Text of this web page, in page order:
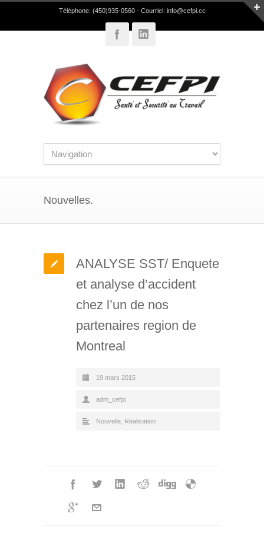
Téléphone: (450)935-0560 - Courriel: info@cefpi.cc
Nouvelles.
ANALYSE SST/ Enquete
et analyse d’accident
chez l’un de nos
partenaires region de
Montreal
19 mars 2015
adm_cefpi
Nouvelle Réalisation